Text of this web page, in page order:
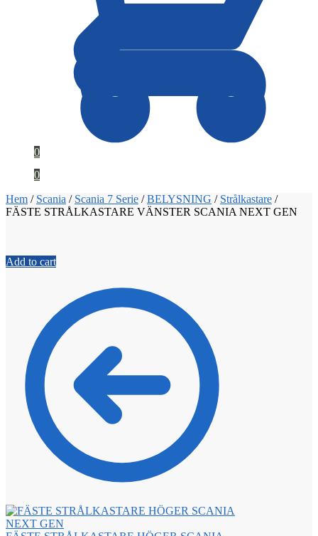
0
0
Hem / Scania / Scania 7 Serie /BELYSNING / Strålkastare /
FÄSTE STRÅLKASTARE VÄNSTER SCANIA NEXT GEN
Add to cart